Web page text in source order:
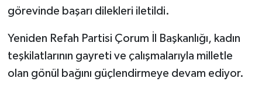
görevinde başarı dilekleri iletildi.
Yeniden Refah Partisi Çorum İl Başkanlığı, kadın
teşkilatlarının gayreti ve çalışmalarıyla milletle
olan gönül bağını güçlendirmeye devam ediyor.